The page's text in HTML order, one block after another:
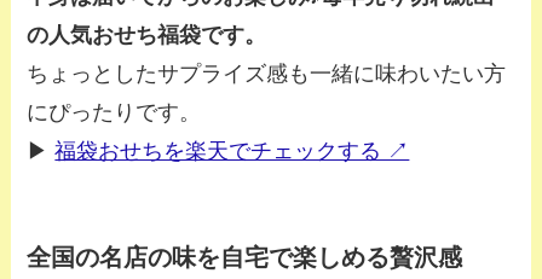
の人気おせち福袋です。
ちょっとしたサプライズ感も一緒に味わいたい方
にぴったりです。
▶︎福袋おせちを楽天でチェックする ↗
全国の名店の味を自宅で楽しめる贅沢感